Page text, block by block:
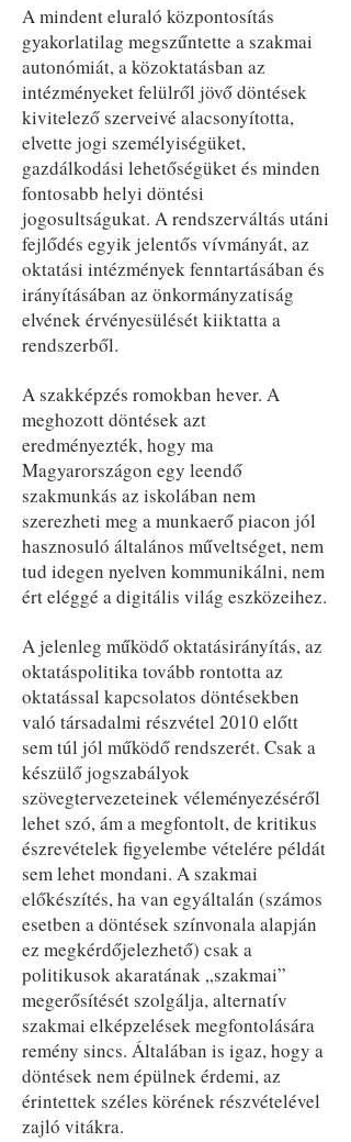
A mindent eluraló központosítás
gyakorlatilag megszűntette a szakmai
autonómiát, a közoktatásban az
intézményeket felülről jövő döntések
kivitelező szerveivé alacsonyította,
elvette jogi személyiségüket,
gazdálkodási lehetőségüket és minden
fontosabb helyi döntési
jogosultságukat. A rendszerváltás utáni
fejlődés egyik jelentős vívmányát, az
oktatási intézmények fenntartásában és
irányításában az önkormányzatiság
elvének érvényesülését kiiktatta a
rendszerből.
A szakképzés romokban hever. A
meghozott döntések azt
eredményezték, hogy ma
Magyarországon egy leendő
szakmunkás az iskolában nem
szerezheti meg a munkaerő piacon jól
hasznosuló általános műveltséget, nem
tud idegen nyelven kommunikálni, nem
ért eléggé a digitális világ eszközeihez.
A jelenleg működő oktatásirányítás, az
oktatáspolitika tovább rontotta az
oktatással kapcsolatos döntésekben
való társadalmi részvétel 2010 előtt
sem túl jól működő rendszerét. Csak a
készülő jogszabályok
szövegtervezeteinek véleményezéséről
lehet szó, ám a megfontolt, de kritikus
észrevételek figyelembe vételére példát
sem lehet mondani. A szakmai
előkészítés, ha van egyáltalán (számos
esetben a döntések színvonala alapján
ez megkérdőjelezhető) csak a
politikusok akaratának „szakmai”
megerősítését szolgálja, alternatív
szakmai elképzelések megfontolására
remény sincs. Általában is igaz, hogy a
döntések nem épülnek érdemi, az
érintettek széles körének részvételével
zajló vitákra.